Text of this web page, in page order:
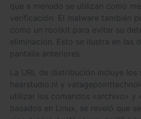
que a menudo se utilizan como
verificación. El malware también
como un rootkit para evitar su
eliminación. Esto se ilustra en las
pantalla anteriores.
La URL de distribución incluye los
haarstudio.nl y
utilizar los comandos «archivo» y
basados ​​en Linux, se reveló que